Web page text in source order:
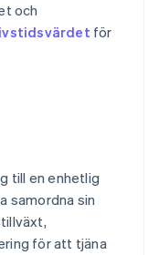
och
för
till en enhetlig
samordna sin
för att tjäna